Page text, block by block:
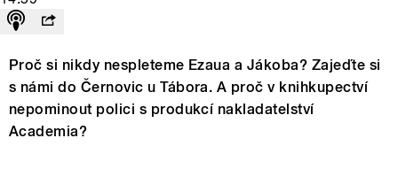
Proč si nikdy nespleteme Ezaua a Jákoba? Zajeďte si
s námi do Černovic u Tábora. A proč v knihkupectví
nepominout polici s produkcí nakladatelství
Academia?